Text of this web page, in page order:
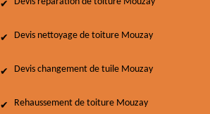
Devis nettoyage de toiture Mouzay
Devis changement de tuile Mouzay
Rehaussement de toiture Mouzay